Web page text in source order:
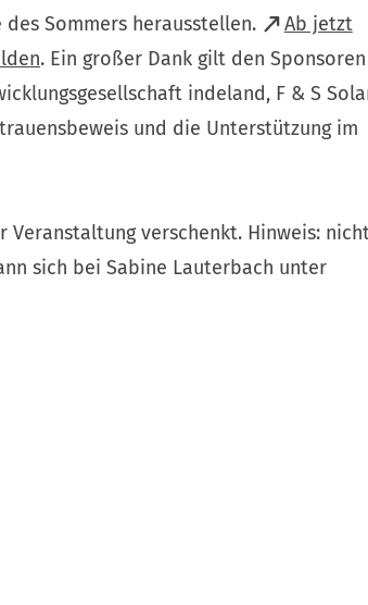
Sommers herausstellen.
Ab jetzt
. Ein großer Dank gilt den Sponsoren
indeland, F & S
und die Unterstützung im
Veranstaltung verschenkt. Hinweis:
sich bei Sabine Lauterbach unter